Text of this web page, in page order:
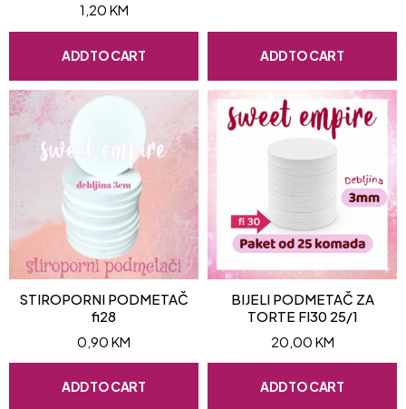
1,20 KM
ADD TO CART ADD TO CART
STIROPORNI PODMETAČ
fi28
0,90 KM
ADD TO CART
BIJELI PODMETAČ ZA
TORTE FI30 25/1
20,00 KM
ADD TO CART